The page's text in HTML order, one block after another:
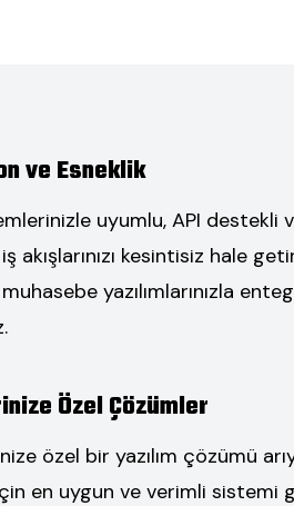
ve Esneklik
uyumlu, API destekli
akışlarınızı kesintisiz hale
yazılımlarınızla
Özel Çözümler
özel bir yazılım çözümü
en uygun ve verimli sistemi